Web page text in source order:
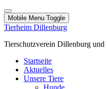
Mobile Menu Toggle
Tierheim Dillenburg
Tierschutzverein Dillenburg und
Startseite
Aktuelles
Unsere Tiere
Hunde